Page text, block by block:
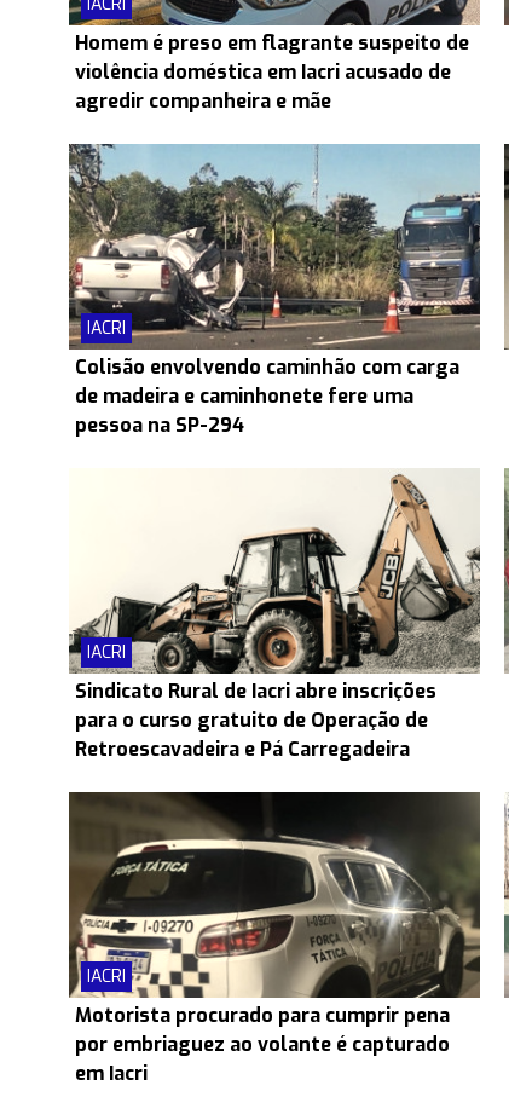
Homem é preso em flagrante suspeito de
violência doméstica em Iacri acusado de
agredir companheira e mãe
IACRI
Colisão envolvendo caminhão com carga
de madeira e caminhonete fere uma
pessoa na SP-294
IACRI
Sindicato Rural de Iacri abre inscrições
para o curso gratuito de Operação de
Retroescavadeira e Pá Carregadeira
IACRI
Motorista procurado para cumprir pena
por embriaguez ao volante é capturado
em Iacri